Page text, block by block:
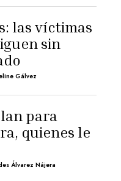
las víctimas
sin
Gálvez
para
quienes le
Álvarez Nájera